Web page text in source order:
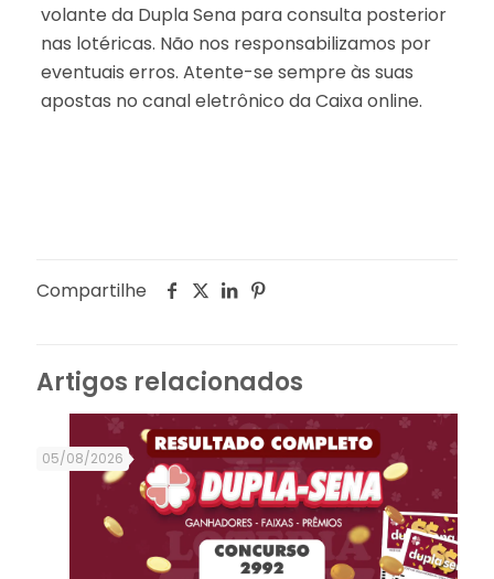
volante da Dupla Sena para consulta posterior
nas lotéricas. Não nos responsabilizamos por
eventuais erros. Atente-se sempre às suas
apostas no canal eletrônico da Caixa online.
Compartilhe
Artigos relacionados
05/08/2026